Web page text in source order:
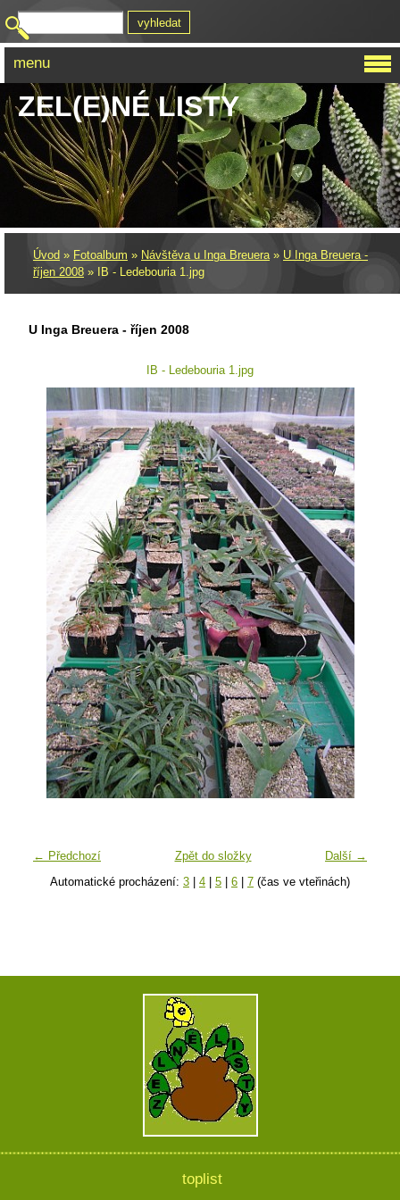
ZEL(E)NÉ LISTY
Úvod » Fotoalbum » Návštěva u Inga Breuera» U Inga Breuera -
říjen 2008 » IB - Ledebouria 1.jpg
U Inga Breuera - říjen 2008
IB - Ledebouria 1.jpg
← Předchozí Další →
Zpět do složky
Automatické procházení: 3 4 5 6 7 (čas ve vteřinách)
menu
toplist